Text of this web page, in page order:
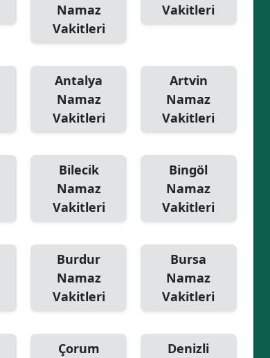
Mardin
Muş
Nevşehir
Ordu
Rize
Sakarya
Samsun
Siirt
Sinop
Namaz
Vakitleri
Vakitleri
Antalya
Namaz
Vakitleri
Artvin
Namaz
Vakitleri
Bilecik
Namaz
Vakitleri
Bingöl
Namaz
Vakitleri
Burdur
Namaz
Vakitleri
Bursa
Namaz
Vakitleri
Çorum
Denizli